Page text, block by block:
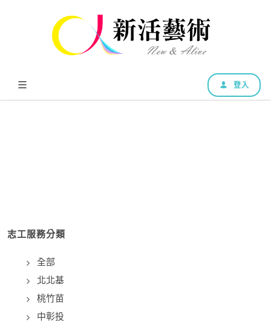
登入
志工服務分類
全部
北北基
桃竹苗
中彰投